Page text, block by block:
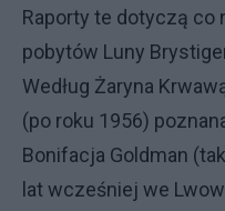
Raporty te dotyczą co
pobytów Luny
Według Żaryna
(po roku 1956)
Bonifacja Goldman
lat wcześniej we